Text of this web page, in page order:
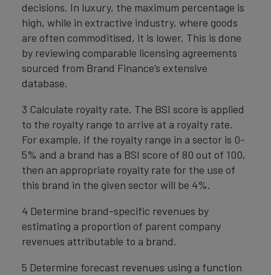
decisions. In luxury, the maximum percentage is
high, while in extractive industry, where goods
are often commoditised, it is lower. This is done
by reviewing comparable licensing agreements
sourced from Brand Finance’s extensive
database.
3 Calculate royalty rate. The BSI score is applied
to the royalty range to arrive at a royalty rate.
For example, if the royalty range in a sector is 0-
5% and a brand has a BSI score of 80 out of 100,
then an appropriate royalty rate for the use of
this brand in the given sector will be 4%.
4 Determine brand-specific revenues by
estimating a proportion of parent company
revenues attributable to a brand.
5 Determine forecast revenues using a function